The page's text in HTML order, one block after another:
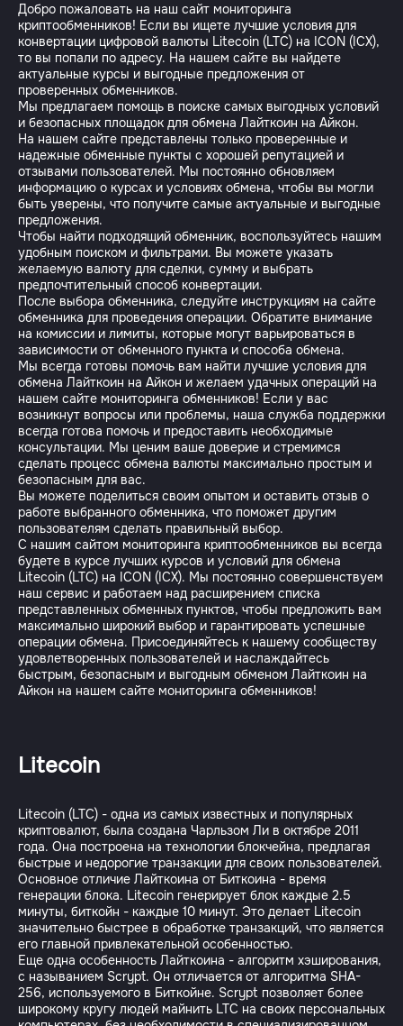
Добро пожаловать на наш сайт мониторинга
криптообменников! Если вы ищете лучшие условия для
конвертации цифровой валюты Litecoin (LTC) на ICON (ICX),
то вы попали по адресу. На нашем сайте вы найдете
актуальные курсы и выгодные предложения от
проверенных обменников.
Мы предлагаем помощь в поиске самых выгодных условий
и безопасных площадок для обмена Лайткоин на Айкон.
На нашем сайте представлены только проверенные и
надежные обменные пункты с хорошей репутацией и
отзывами пользователей. Мы постоянно обновляем
информацию о курсах и условиях обмена, чтобы вы могли
быть уверены, что получите самые актуальные и выгодные
предложения.
Чтобы найти подходящий обменник, воспользуйтесь нашим
удобным поиском и фильтрами. Вы можете указать
желаемую валюту для сделки, сумму и выбрать
предпочтительный способ конвертации.
После выбора обменника, следуйте инструкциям на сайте
обменника для проведения операции. Обратите внимание
на комиссии и лимиты, которые могут варьироваться в
зависимости от обменного пункта и способа обмена.
Мы всегда готовы помочь вам найти лучшие условия для
обмена Лайткоин на Айкон и желаем удачных операций на
нашем сайте мониторинга обменников! Если у вас
возникнут вопросы или проблемы, наша служба поддержки
всегда готова помочь и предоставить необходимые
консультации. Мы ценим ваше доверие и стремимся
сделать процесс обмена валюты максимально простым и
безопасным для вас.
Вы можете поделиться своим опытом и оставить отзыв о
работе выбранного обменника, что поможет другим
пользователям сделать правильный выбор.
С нашим сайтом мониторинга криптообменников вы всегда
будете в курсе лучших курсов и условий для обмена
Litecoin (LTC) на ICON (ICX). Мы постоянно совершенствуем
наш сервис и работаем над расширением списка
представленных обменных пунктов, чтобы предложить вам
максимально широкий выбор и гарантировать успешные
операции обмена. Присоединяйтесь к нашему сообществу
удовлетворенных пользователей и наслаждайтесь
быстрым, безопасным и выгодным обменом Лайткоин на
Litecoin
Litecoin (LTC) - одна из самых известных и популярных
криптовалют, была создана Чарльзом Ли в октябре 2011
года. Она построена на технологии блокчейна, предлагая
быстрые и недорогие транзакции для своих пользователей.
Основное отличие Лайткоина от Биткоина - время
генерации блока. Litecoin генерирует блок каждые 2.5
минуты, биткойн - каждые 10 минут. Это делает Litecoin
значительно быстрее в обработке транзакций, что является
его главной привлекательной особенностью.
Еще одна особенность Лайткоина - алгоритм хэширования,
с называнием Scrypt. Он отличается от алгоритма SHA-
256, используемого в Биткойне. Scrypt позволяет более
широкому кругу людей майнить LTC на своих персональных